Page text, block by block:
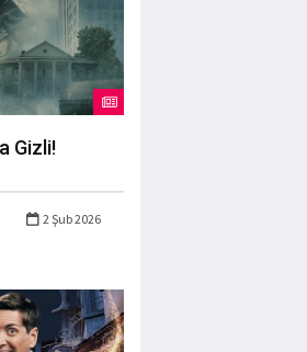
Gizli!
2 Şub 2026